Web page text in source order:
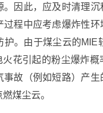
。因此，应及时清理沉
过程中应考虑爆炸性
护。由于煤尘云的MIE
火花引起的粉尘爆炸
事故（例如短路）产生
煤尘云。